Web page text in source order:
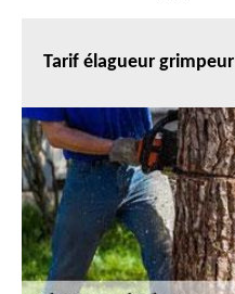
Tarif élagueur grimpeur